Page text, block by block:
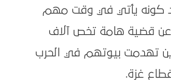
كونه يأتي في وقت مهم
قضية هامة تخص آلاف
تهدمت بيوتهم في الحرب
قطاع غزة.